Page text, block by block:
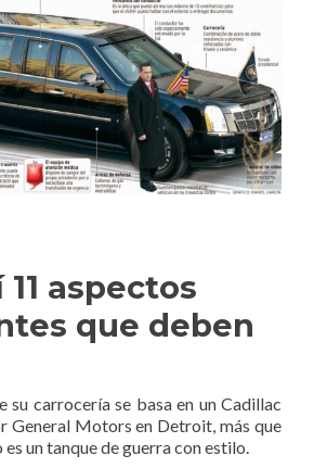
aspectos
que deben
su carrocería se basa en un Cadillac
General Motors en Detroit, más que
es un tanque de guerra con estilo.